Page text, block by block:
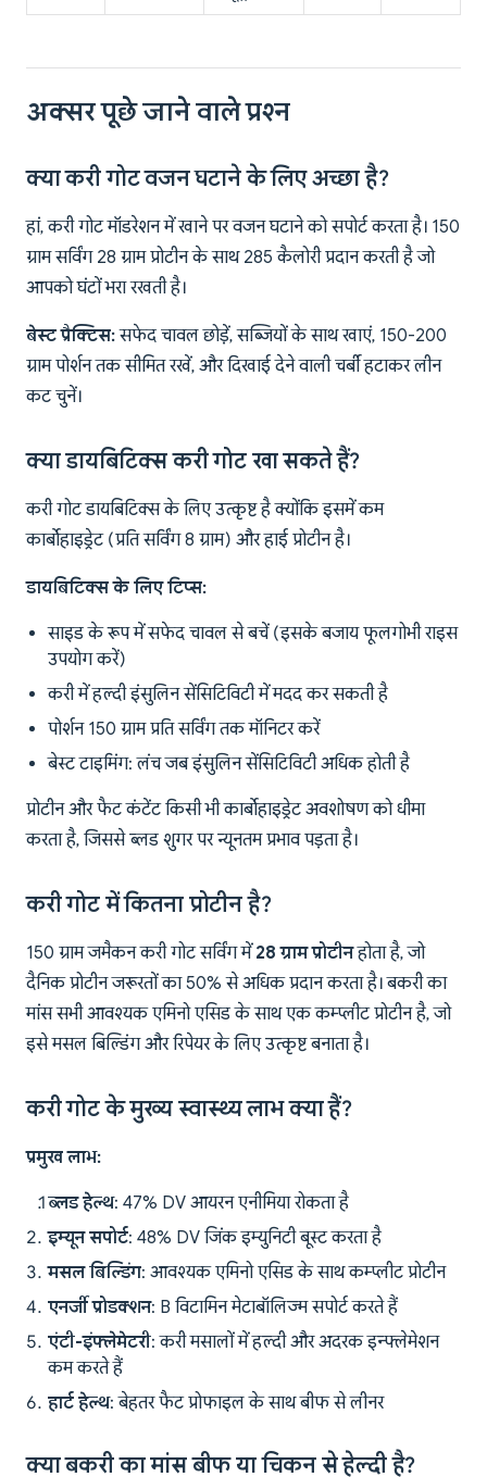
अक्सर पूछे जाने वाले प्रश्न
क्या करी गोट वजन घटाने के लिए अच्छा है?
हां, करी गोट मॉडरेशन में खाने पर वजन घटाने को सपोर्ट करता है। 150
ग्राम सर्विंग 28 ग्राम प्रोटीन के साथ 285 कैलोरी प्रदान करती है जो
आपको घंटों भरा रखती है।
बेस्ट प्रैक्टिस:सफेद चावल छोड़ें, सब्जियों के साथ खाएं, 150-200
ग्राम पोर्शन तक सीमित रखें, और दिखाई देने वाली चर्बी हटाकर लीन
कट चुनें।
क्या डायबिटिक्स करी गोट खा सकते हैं?
करी गोट डायबिटिक्स के लिए उत्कृष्ट है क्योंकि इसमें कम
कार्बोहाइड्रेट (प्रति सर्विंग 8 ग्राम) और हाई प्रोटीन है।
डायबिटिक्स के लिए टिप्स:
साइड के रूप में सफेद चावल से बचें (इसके बजाय फूलगोभी राइस
उपयोग करें)
करी में हल्दी इंसुलिन सेंसिटिविटी में मदद कर सकती है
पोर्शन 150 ग्राम प्रति सर्विंग तक मॉनिटर करें
बेस्ट टाइमिंग: लंच जब इंसुलिन सेंसिटिविटी अधिक होती है
प्रोटीन और फैट कंटेंट किसी भी कार्बोहाइड्रेट अवशोषण को धीमा
करता है, जिससे ब्लड शुगर पर न्यूनतम प्रभाव पड़ता है।
करी गोट में कितना प्रोटीन है?
150 ग्राम जमैकन करी गोट सर्विंग में 28 ग्राम प्रोटीनहोता है, जो
दैनिक प्रोटीन जरूरतों का 50% से अधिक प्रदान करता है। बकरी का
मांस सभी आवश्यक एमिनो एसिड के साथ एक कम्प्लीट प्रोटीन है, जो
इसे मसल बिल्डिंग और रिपेयर के लिए उत्कृष्ट बनाता है।
करी गोट के मुख्य स्वास्थ्य लाभ क्या हैं?
प्रमुख लाभ:
ब्लड हेल्थ: 47% DV आयरन एनीमिया रोकता है
इम्यून सपोर्ट: 48% DV जिंक इम्युनिटी बूस्ट करता है
मसल बिल्डिंग: आवश्यक एमिनो एसिड के साथ कम्प्लीट प्रोटीन
एनर्जी प्रोडक्शन: B विटामिन मेटाबॉलिज्म सपोर्ट करते हैं
एंटी-इंफ्लेमेटरी: करी मसालों में हल्दी और अदरक इन्फ्लेमेशन
कम करते हैं
हार्ट हेल्थ: बेहतर फैट प्रोफाइल के साथ बीफ से लीनर
क्या बकरी का मांस बीफ या चिकन से हेल्दी है?